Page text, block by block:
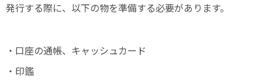
発行する際に、以下の物を準備する必要があります。
・口座の通帳、キャッシュカード
・印鑑